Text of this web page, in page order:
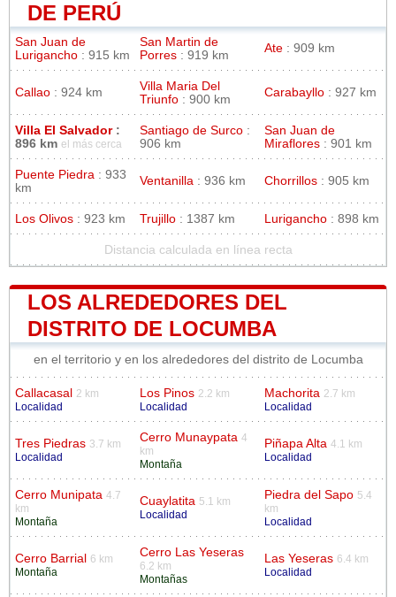
DE PERÚ
San Juan de
Lurigancho : 915 km
San Martin de
Porres : 919 km
Ate : 909 km
Callao : 924 km
Villa Maria Del
Triunfo : 900 km
Carabayllo : 927 km
Villa El Salvador:
896 km el más cerca
Santiago de Surco :
906 km
San Juan de
Miraflores : 901 km
Puente Piedra : 933
km
Ventanilla : 936 km Chorrillos : 905 km
Los Olivos : 923 km Trujillo : 1387 km Lurigancho : 898 km
Distancia calculada en línea recta
LOS ALREDEDORES DEL
DISTRITO DE LOCUMBA
en el territorio y en los alrededores del distrito de Locumba
Callacasal
2 km
Localidad
Los Pinos 2.2 km
Localidad
Machorita 2.7 km
Localidad
Tres Piedras 3.7 km
Localidad
Cerro Munaypata 4
km
Montaña
Piñapa Alta 4.1 km
Localidad
Cerro Munipata 4.7
km
Montaña
Cuaylatita 5.1 km
Localidad
Piedra del Sapo 5.4
km
Localidad
Cerro Barrial
6 km
Montaña
Cerro Las Yeseras
6.2 km
Montañas
Las Yeseras 6.4 km
Localidad